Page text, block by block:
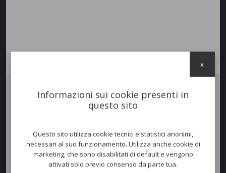
Poltrona Lounge LOVE
Verniciato Nero Opaco, Nickel Nero, Ottone Lucido
Scocca in multistrato da 10 mm con imbottitura in poliuretano
espanso, ad alta elasticità.
Tessuto disponibile colore a scelta.
Informazioni sui cookie presenti in
questo sito
Questo sito utilizza cookie tecnici e statistici anonimi,
necessari al suo funzionamento. Utilizza anche cookie di
marketing, che sono disabilitati di default e vengono
attivati solo previo consenso da parte tua.
x